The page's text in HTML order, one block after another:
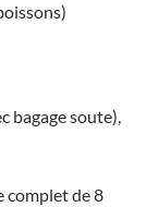
bagage soute),
complet de 8